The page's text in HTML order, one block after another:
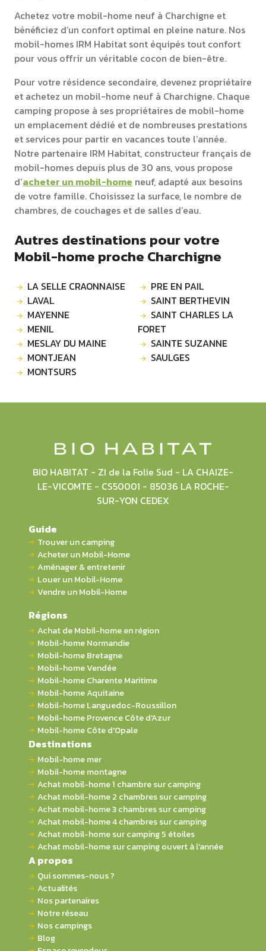
Achetez votre mobil-home neuf à Charchigne et
bénéficiez d’un confort optimal en pleine nature. Nos
mobil-homes IRM Habitat sont équipés tout confort
pour vous offrir un véritable cocon de bien-être.
Pour votre résidence secondaire, devenez propriétaire
et achetez un mobil-home neuf à Charchigne. Chaque
camping propose à ses propriétaires de mobil-home
un emplacement dédié et de nombreuses prestations
et services pour partir en vacances toute l’année.
Notre partenaire IRM Habitat, constructeur français de
mobil-homes depuis plus de 30 ans, vous propose
d’acheter un mobil-home neuf, adapté aux besoins
de votre famille. Choisissez la surface, le nombre de
chambres, de couchages et de salles d’eau.
Autres destinations pour votre
Mobil-home proche Charchigne
LA SELLE CRAONNAISE
LAVAL
MAYENNE
MENIL
MESLAY DU MAINE
MONTJEAN
MONTSURS
PRE EN PAIL
SAINT BERTHEVIN
SAINT CHARLES LA
FORET
SAINTE SUZANNE
SAULGES
BIO HABITAT - ZI de la Folie Sud - LA CHAIZE-
LE-VICOMTE - CS50001 - 85036 LA ROCHE-
SUR-YON CEDEX
Guide
Trouver un camping
Acheter un Mobil-Home
Aménager & entretenir
Louer un Mobil-Home
Vendre un Mobil-Home
Régions
Achat de Mobil-home en région
Mobil-home Normandie
Mobil-home Bretagne
Mobil-home Vendée
Mobil-home Charente Maritime
Mobil-home Aquitaine
Mobil-home Languedoc-Roussillon
Mobil-home Provence Côte d'Azur
Mobil-home Côte d'Opale
Destinations
Mobil-home mer
Mobil-home montagne
Achat mobil-home 1 chambre sur camping
Achat mobil-home 2 chambres sur camping
Achat mobil-home 3 chambres sur camping
Achat mobil-home 4 chambres sur camping
Achat mobil-home sur camping 5 étoiles
Achat mobil-home sur camping ouvert à l'année
A propos
Qui sommes-nous ?
Actualités
Nos partenaires
Notre réseau
Nos campings
Blog